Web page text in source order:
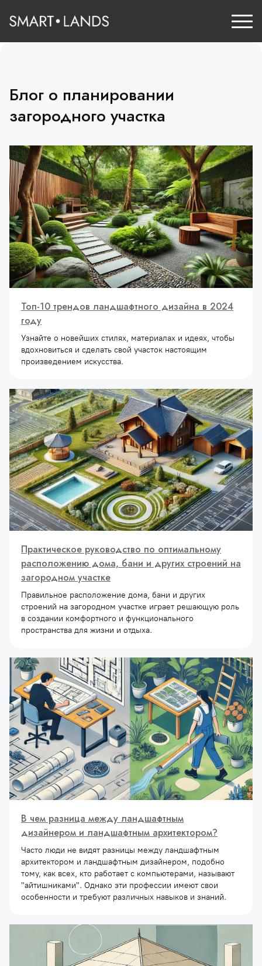
Блог о планировании
загородного участка
Топ-10 трендов ландшафтного дизайна в 2024
году
Узнайте о новейших стилях, материалах и идеях, чтобы
вдохновиться и сделать свой участок настоящим
произведением искусства.
Практическое руководство по оптимальному
расположению дома, бани и других строений на
загородном участке
Правильное расположение дома, бани и других
строений на загородном участке играет решающую роль
в создании комфортного и функционального
пространства для жизни и отдыха.
В чем разница между ландшафтным
дизайнером и ландшафтным архитектором?
Часто люди не видят разницы между ландшафтным
архитектором и ландшафтным дизайнером, подобно
тому, как всех, кто работает с компьютерами, называют
"айтишниками". Однако эти профессии имеют свои
особенности и требуют различных навыков и знаний.